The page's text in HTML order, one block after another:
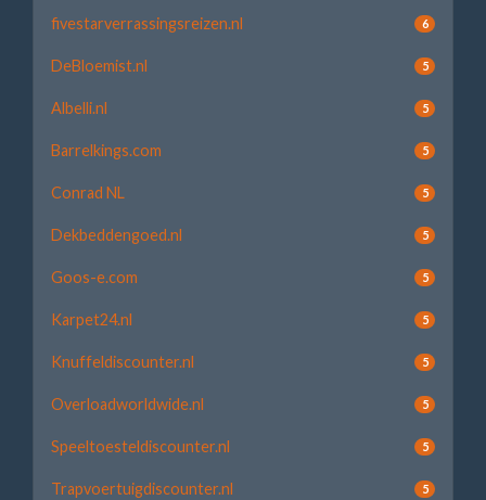
fivestarverrassingsreizen.nl 6
DeBloemist.nl 5
Albelli.nl 5
Barrelkings.com 5
Conrad NL 5
Dekbeddengoed.nl 5
Goos-e.com 5
Karpet24.nl 5
Knuffeldiscounter.nl 5
Overloadworldwide.nl 5
Speeltoesteldiscounter.nl 5
Trapvoertuigdiscounter.nl 5